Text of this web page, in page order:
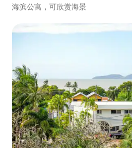
海滨公寓，可欣赏海景